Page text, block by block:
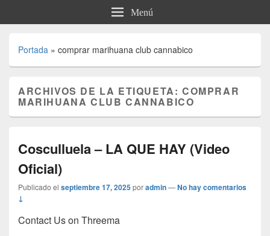
Menú
Portada » comprar marihuana club cannabico
ARCHIVOS DE LA ETIQUETA:COMPRAR
MARIHUANA CLUB CANNABICO
Cosculluela – LA QUE HAY (Video
Oficial)
Publicado el septiembre 17, 2025poradmin—No hay comentarios
↓
Contact Us on Threema